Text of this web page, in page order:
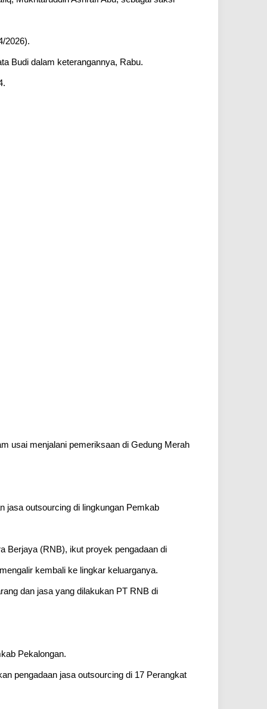
2026).
Budi dalam keterangannya, Rabu.
usai menjalani pemeriksaan di Gedung Merah
jasa outsourcing di lingkungan Pemkab
Berjaya (RNB), ikut proyek pengadaan di
kembali ke lingkar keluarganya.
dan jasa yang dilakukan PT RNB di
Pekalongan.
pengadaan jasa outsourcing di 17 Perangkat